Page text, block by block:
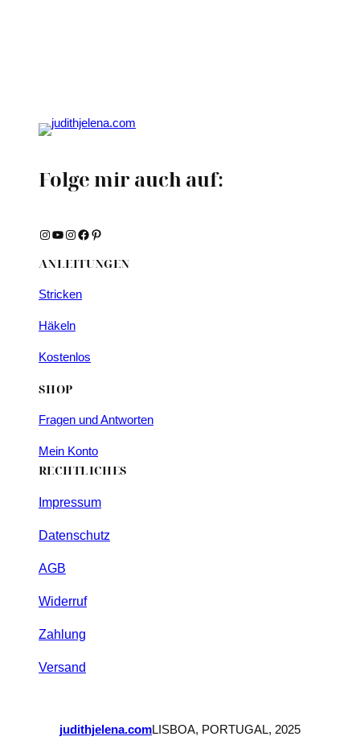
Folge mir auch auf:
Instagram YouTube Instagram Facebook Pinterest
ANLEITUNGEN
Stricken
Häkeln
Kostenlos
SHOP
Fragen und Antworten
Mein Konto
RECHTLICHES
Impressum
Datenschutz
AGB
Widerruf
Zahlung
Versand
judithjelena.comLISBOA, PORTUGAL, 2025